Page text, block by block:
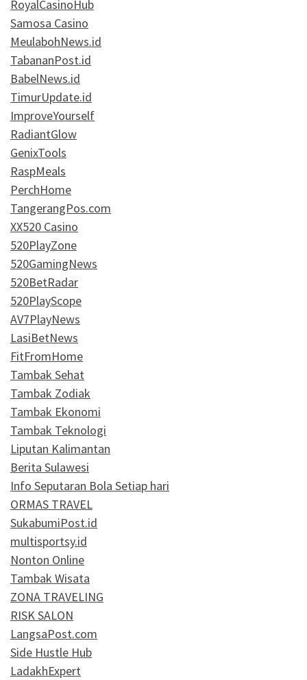
RoyalCasinoHub
Samosa Casino
MeulabohNews.id
TabananPost.id
BabelNews.id
TimurUpdate.id
ImproveYourself
RadiantGlow
GenixTools
RaspMeals
PerchHome
TangerangPos.com
XX520 Casino
520PlayZone
520GamingNews
520BetRadar
520PlayScope
AV7PlayNews
LasiBetNews
FitFromHome
Tambak Sehat
Tambak Zodiak
Tambak Ekonomi
Tambak Teknologi
Liputan Kalimantan
Berita Sulawesi
Info Seputaran Bola Setiap hari
ORMAS TRAVEL
SukabumiPost.id
multisportsy.id
Nonton Online
Tambak Wisata
ZONA TRAVELING
RISK SALON
LangsaPost.com
Side Hustle Hub
LadakhExpert